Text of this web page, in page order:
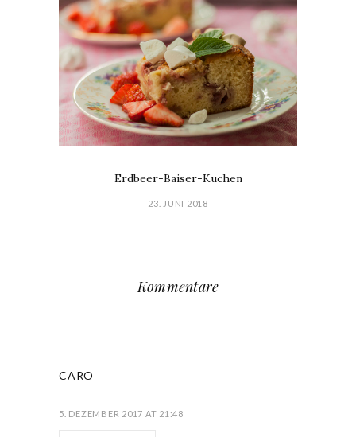
Erdbeer-Baiser-Kuchen
23. JUNI 2018
Kommentare
CARO
5. DEZEMBER 2017 AT 21:48